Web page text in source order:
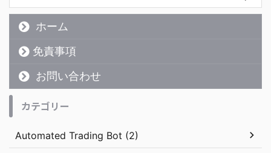
ホーム
免責事項
お問い合わせ
カテゴリー
Automated Trading Bot (2)